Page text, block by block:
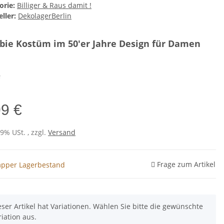
Billiger & Raus damit !
DekolagerBerlin
Kostüm im 50'er Jahre Design für Damen
€
USt. , zzgl. Versand
Lagerbestand Frage zum Artikel
Artikel hat Variationen. Wählen Sie bitte die gewünschte
aus.